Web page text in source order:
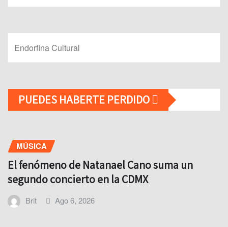
Endorfina Cultural
PUEDES HABERTE PERDIDO
MÚSICA
El fenómeno de Natanael Cano suma un
segundo concierto en la CDMX
Brit Ago 6, 2026